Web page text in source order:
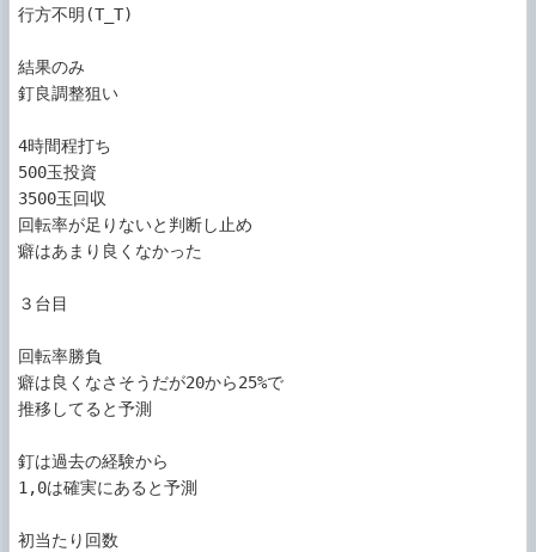
行方不明(T_T)
結果のみ
釘良調整狙い
4時間程打ち
500玉投資
3500玉回収
回転率が足りないと判断し止め
癖はあまり良くなかった
３台目
回転率勝負
癖は良くなさそうだが20から25%で
推移してると予測
釘は過去の経験から
1,0は確実にあると予測
初当たり回数